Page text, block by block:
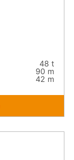
48 t
90 m
42 m